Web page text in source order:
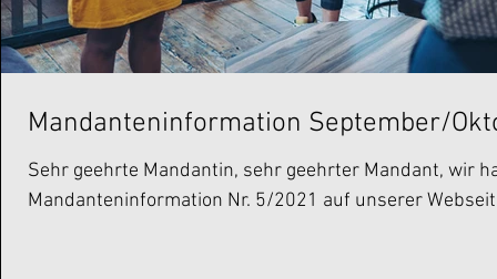
Mandanteninformation September/
Sehr geehrte Mandantin, sehr geehrter Mandant, wir
Mandanteninformation Nr. 5/2021 auf unserer